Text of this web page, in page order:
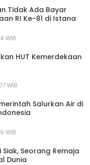
Tidak Ada Bayar
RI Ke-81 di Istana
WIB
HUT Kemerdekaan
WIB
Salurkan Air di
WIB
Seorang Remaja
Dunia